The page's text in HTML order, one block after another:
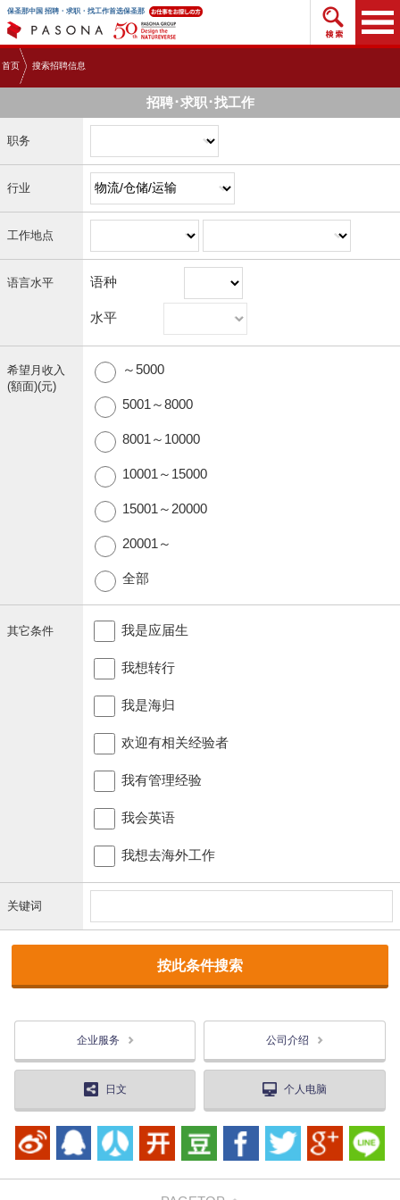
保圣那中国 招聘・求职・找工作首选保圣那 搜索
首页 搜索招聘信息
招聘･求职･找工作
职务
行业
工作地点
语言水平 语种
水平
希望月收入
(額面)(元)
～5000
5001～8000
8001～10000
10001～15000
15001～20000
20001～
全部
其它条件 我是应届生
我想转行
我是海归
欢迎有相关经验者
我有管理经验
我会英语
我想去海外工作
关键词
企业服务 公司介绍
日文 个人电脑